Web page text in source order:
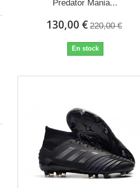
Predator Mania...
130,00 € 220,00 €
En stock